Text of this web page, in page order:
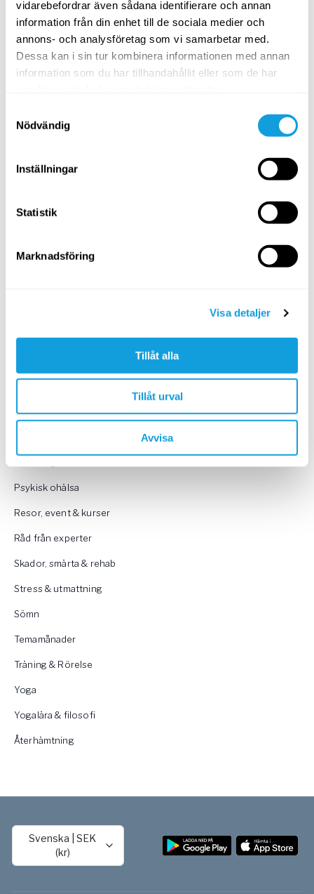
vidarebefordrar även sådana identifierare och annan
information från din enhet till de sociala medier och
annons- och analysföretag som vi samarbetar med.
Dessa kan i sin tur kombinera informationen med annan
information som du har tillhandahållit eller som de har
Nödvändig
Inställningar
Statistik
Marknadsföring
Visa detaljer
Tillåt alla
Tillåt urval
Avvisa
Ayurveda
Forskning
Gravida & mammor
Inspiration & motivation
Kvinnohälsa
Nybörjare
Pausa under dagen – inspiration
Psykisk ohälsa
Resor, event & kurser
Råd från experter
Skador, smärta & rehab
Stress & utmattning
Sömn
Temamånader
Träning & Rörelse
Yoga
Yogalära & filosofi
Återhämtning
Svenska |SEK
(kr)